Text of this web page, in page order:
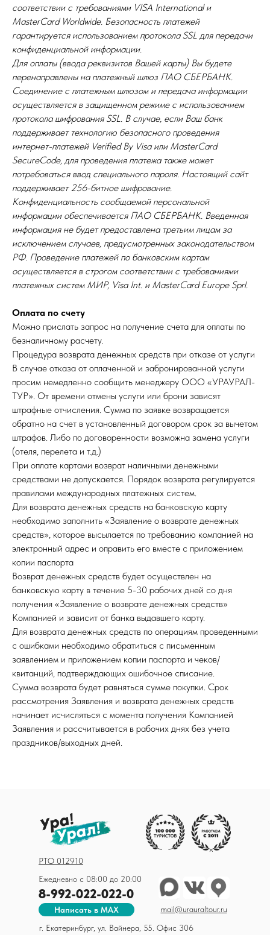
соответствии с требованиями VISA International и
MasterCard Worldwide. Безопасность платежей
гарантируется использованием протокола SSL для передачи
конфиденциальной информации.
Для оплаты (ввода реквизитов Вашей карты) Вы будете
перенаправлены на платежный шлюз ПАО СБЕРБАНК.
Соединение с платежным шлюзом и передача информации
осуществляется в защищенном режиме с использованием
протокола шифрования SSL. В случае, если Ваш банк
поддерживает технологию безопасного проведения
интернет-платежей Verified By Visa или MasterCard
SecureCode, для проведения платежа также может
потребоваться ввод специального пароля. Настоящий сайт
поддерживает 256-битное шифрование.
Конфиденциальность сообщаемой персональной
информации обеспечивается ПАО СБЕРБАНК. Введенная
информация не будет предоставлена третьим лицам за
исключением случаев, предусмотренных законодательством
РФ. Проведение платежей по банковским картам
осуществляется в строгом соответствии с требованиями
платежных систем МИР, Visa Int. и MasterCard Europe Sprl.
Оплата по счету
Можно прислать запрос на получение счета для оплаты по
безналичному расчету.
Процедура возврата денежных средств при отказе от услуги
В случае отказа от оплаченной и забронированной услуги
просим немедленно сообщить менеджеру ООО «УРАУРАЛ-
ТУР». От времени отмены услуги или брони зависят
штрафные отчисления. Сумма по заявке возвращается
обратно на счет в установленный договором срок за вычетом
штрафов. Либо по договоренности возможна замена услуги
(отеля, перелета и т.д.)
При оплате картами возврат наличными денежными
средствами не допускается. Порядок возврата регулируется
правилами международных платежных систем.
Для возврата денежных средств на банковскую карту
необходимо заполнить «Заявление о возврате денежных
средств», которое высылается по требованию компанией на
электронный адрес и оправить его вместе с приложением
копии паспорта
Возврат денежных средств будет осуществлен на
банковскую карту в течение 5-30 рабочих дней со дня
получения «Заявление о возврате денежных средств»
Компанией и зависит от банка выдавшего карту.
Для возврата денежных средств по операциям проведенными
с ошибками необходимо обратиться с письменным
заявлением и приложением копии паспорта и чеков/
квитанций, подтверждающих ошибочное списание.
Сумма возврата будет равняться сумме покупки. Срок
рассмотрения Заявления и возврата денежных средств
начинает исчисляться с момента получения Компанией
Заявления и рассчитывается в рабочих днях без учета
праздников/выходных дней.
г. Екатеринбург, ул. Вайнера, 55. Офис 306
Ежедневно с 08:00 до 20:00
8-992-022-022-0
РТО 012910
mail@urauraltour.ru
Написать в MAX